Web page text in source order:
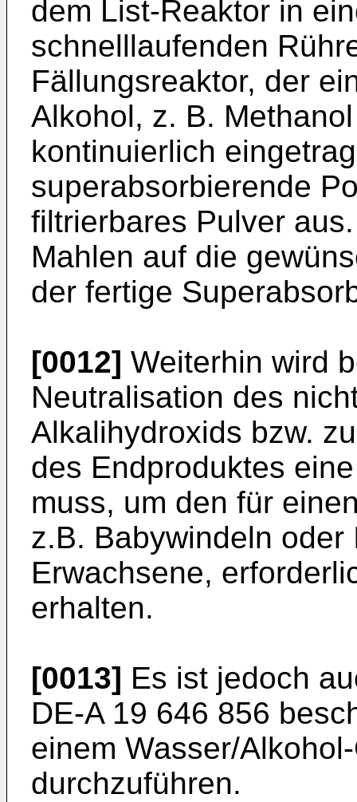
dem List-Reaktor in
schnelllaufenden
Fällungsreaktor, der
Alkohol, z. B.
kontinuierlich
superabsorbierende
filtrierbares Pulver
Mahlen auf die
der fertige
[0012] Weiterhin wird
Neutralisation des
Alkalihydroxids bzw.
des Endproduktes
muss, um den für
z.B. Babywindeln
Erwachsene,
erhalten.
[0013] Es ist jedoch
DE-A 19 646 856
einem Wasser/
durchzuführen.